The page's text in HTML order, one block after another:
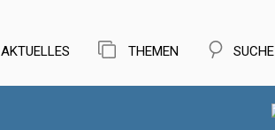
AKTUELLES THEMEN SUCHE